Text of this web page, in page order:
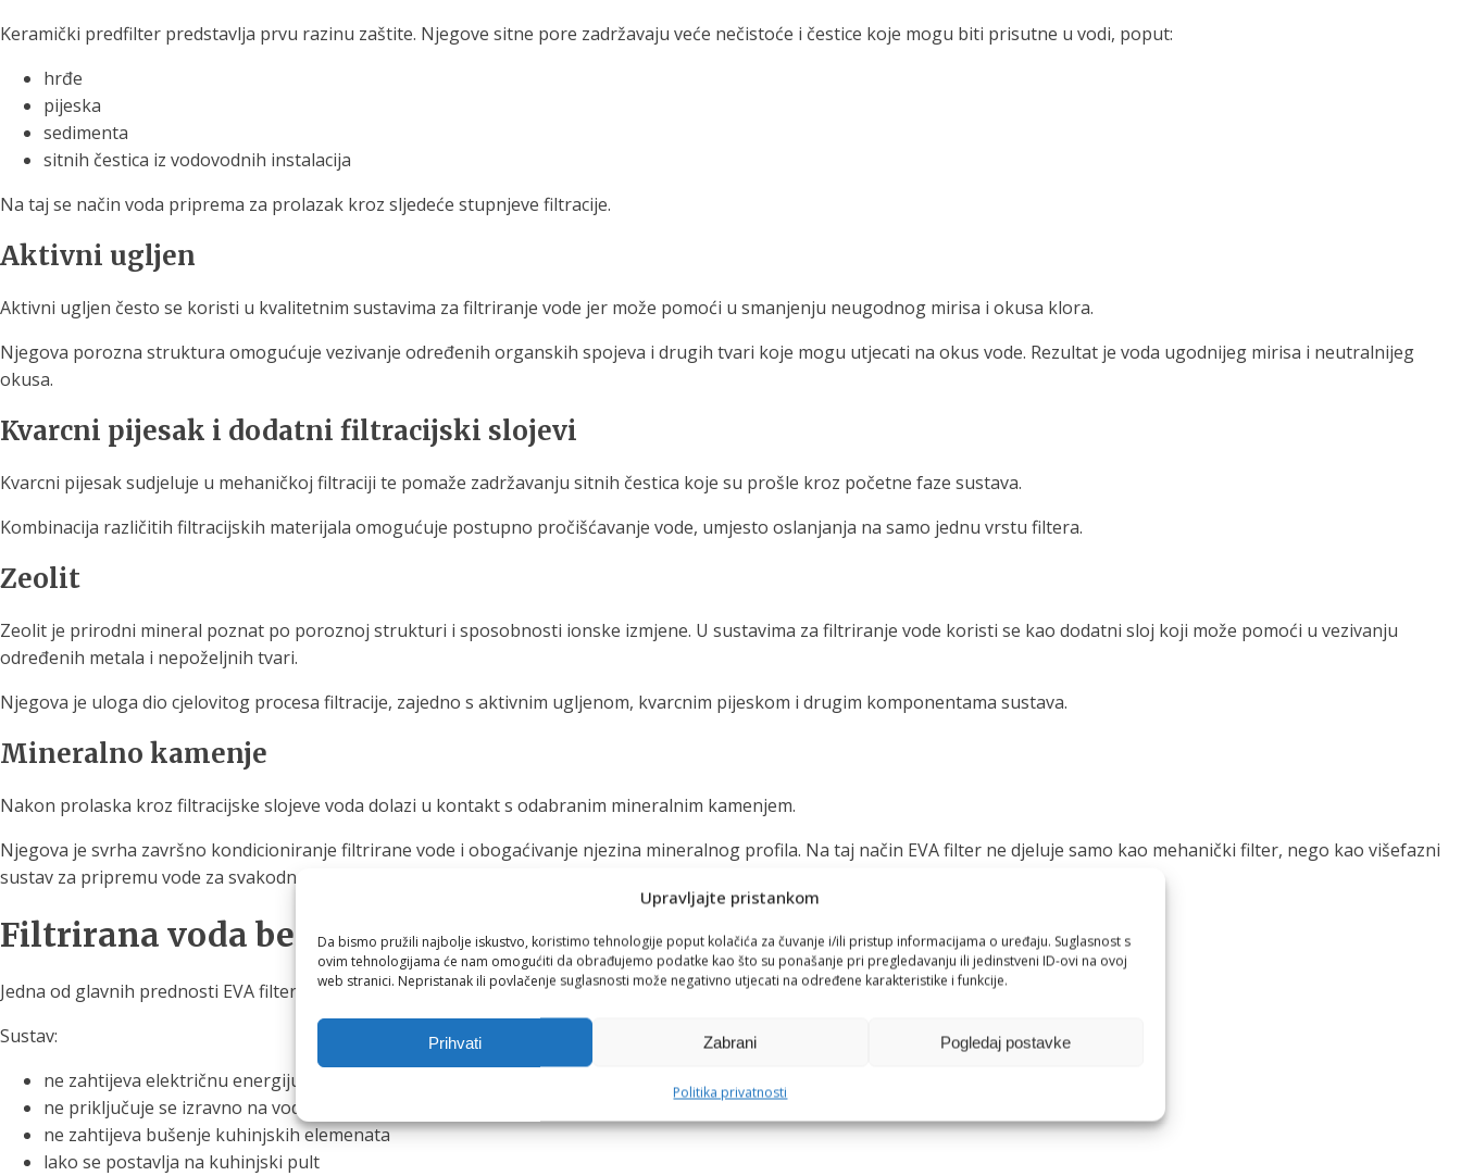
Upravljajte pristankom
Da bismo pružili najbolje iskustvo, koristimo tehnologije poput kolačića za čuvanje i/ili pristup informacijama o uređaju. Suglasnost s
ovim tehnologijama će nam omogućiti da obrađujemo podatke kao što su ponašanje pri pregledavanju ili jedinstveni ID-ovi na ovoj
web stranici. Nepristanak ili povlačenje suglasnosti može negativno utjecati na određene karakteristike i funkcije.
Prihvati Zabrani Pogledaj postavke
Politika privatnosti
Keramički predfilter predstavlja prvu razinu zaštite. Njegove sitne pore zadržavaju veće nečistoće i čestice koje mogu biti prisutne u vodi, poput:
hrđe
pijeska
sedimenta
sitnih čestica iz vodovodnih instalacija
Na taj se način voda priprema za prolazak kroz sljedeće stupnjeve filtracije.
Aktivni ugljen
Aktivni ugljen često se koristi u kvalitetnim sustavima za filtriranje vode jer može pomoći u smanjenju neugodnog mirisa i okusa klora.
Njegova porozna struktura omogućuje vezivanje određenih organskih spojeva i drugih tvari koje mogu utjecati na okus vode. Rezultat je voda ugodnijeg mirisa i neutralnijeg
okusa.
Kvarcni pijesak i dodatni filtracijski slojevi
Kvarcni pijesak sudjeluje u mehaničkoj filtraciji te pomaže zadržavanju sitnih čestica koje su prošle kroz početne faze sustava.
Kombinacija različitih filtracijskih materijala omogućuje postupno pročišćavanje vode, umjesto oslanjanja na samo jednu vrstu filtera.
Zeolit
Zeolit je prirodni mineral poznat po poroznoj strukturi i sposobnosti ionske izmjene. U sustavima za filtriranje vode koristi se kao dodatni sloj koji može pomoći u vezivanju
određenih metala i nepoželjnih tvari.
Njegova je uloga dio cjelovitog procesa filtracije, zajedno s aktivnim ugljenom, kvarcnim pijeskom i drugim komponentama sustava.
Mineralno kamenje
Nakon prolaska kroz filtracijske slojeve voda dolazi u kontakt s odabranim mineralnim kamenjem.
Njegova je svrha završno kondicioniranje filtrirane vode i obogaćivanje njezina mineralnog profila. Na taj način EVA filter ne djeluje samo kao mehanički filter, nego kao višefazni
sustav za pripremu vode za svakodnevnu konzumaciju.
Filtrirana voda bez struje i komplicirane instalacije
Jedna od glavnih prednosti EVA filtera jest jednostavnost korištenja.
Sustav:
ne zahtijeva električnu energiju
ne priključuje se izravno na vodovodne cijevi
ne zahtijeva bušenje kuhinjskih elemenata
lako se postavlja na kuhinjski pult